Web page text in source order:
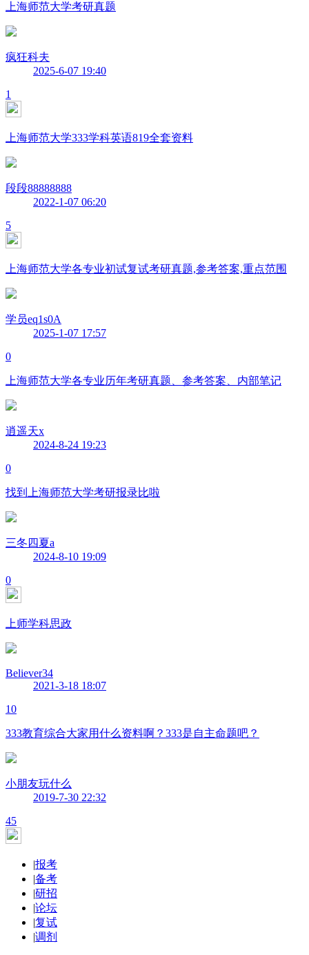
上海师范大学考研真题
疯狂科夫
2025-6-07 19:40
1
上海师范大学333学科英语819全套资料
段段88888888
2022-1-07 06:20
5
上海师范大学各专业初试复试考研真题,参考答案,重点范围
学员eq1s0A
2025-1-07 17:57
0
上海师范大学各专业历年考研真题、参考答案、内部笔记
逍遥天x
2024-8-24 19:23
0
找到上海师范大学考研报录比啦
三冬四夏a
2024-8-10 19:09
0
上师学科思政
Believer34
2021-3-18 18:07
10
333教育综合大家用什么资料啊？333是自主命题吧？
小朋友玩什么
2019-7-30 22:32
45
|报考
|备考
|研招
|论坛
|复试
|调剂